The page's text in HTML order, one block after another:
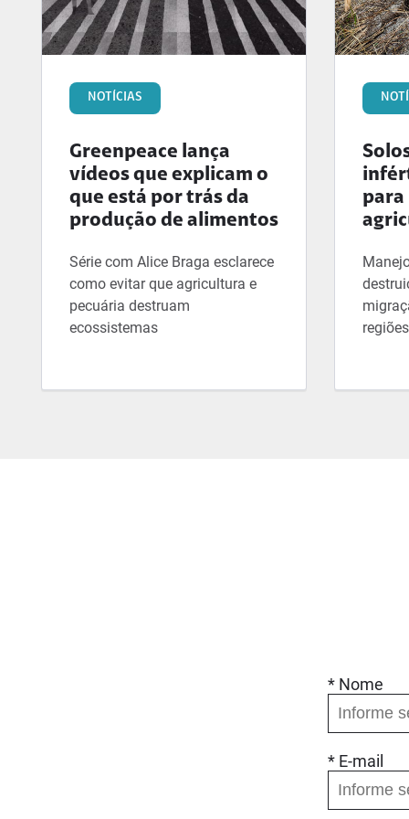
NOTÍCIAS
Greenpeace lança
vídeos que explicam o
que está por trás da
produção de alimentos
Série com Alice Braga esclarece
como evitar que agricultura e
pecuária destruam
ecossistemas
para
* Nome
* E-mail